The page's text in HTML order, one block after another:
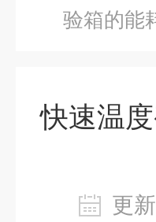
验箱的能
快速温
更